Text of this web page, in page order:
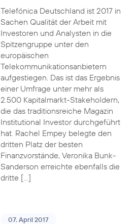
Telefónica Deutschland ist 2017 in
Sachen Qualität der Arbeit mit
Investoren und Analysten in die
Spitzengruppe unter den
europäischen
Telekommunikationsanbietern
aufgestiegen. Das ist das Ergebnis
einer Umfrage unter mehr als
2.500 Kapitalmarkt-Stakeholdern,
die das traditionsreiche Magazin
Institutional Investor durchgeführt
hat. Rachel Empey belegte den
dritten Platz der besten
Finanzvorstände, Veronika Bunk-
Sanderson erreichte ebenfalls die
dritte […]
07. April 2017